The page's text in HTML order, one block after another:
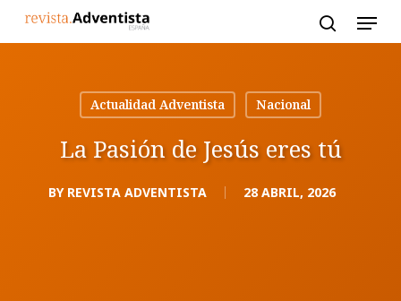
Actualidad Adventista
Nacional
La Pasión de Jesús eres tú
BY REVISTA ADVENTISTA 28 ABRIL, 2026